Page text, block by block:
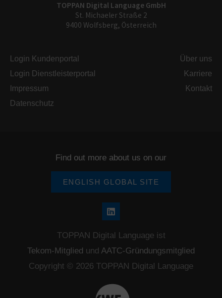
TOPPAN Digital Language GmbH
St. Michaeler Straße 2
9400 Wolfsberg, Österreich
Login Kundenportal
Login Dienstleisterportal
Impressum
Datenschutz
Über uns
Karriere
Kontakt
Find out more about us on our
ENGLISH GLOBAL SITE
L
i
k
d
n
TOPPAN Digital Language ist
Tekom-Mitglied und AATC-Gründungsmitglied
Copyright © 2026 TOPPAN Digital Language